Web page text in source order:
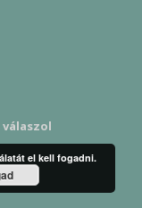
el kell fogadni.